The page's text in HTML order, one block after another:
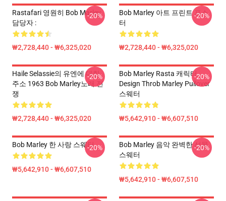
Rastafari 영원히 Bob Marley
담당자 :
₩2,728,440 - ₩6,325,020
-20%
Bob Marley 아트 프린트 포스
터
₩2,728,440 - ₩6,325,020
-20%
Haile Selassie의 유엔에 대한
주소 1963 Bob Marley노래 전
쟁
₩2,728,440 - ₩6,325,020
-20%
Bob Marley Rasta 캐릭터
Design Throb Marley Pullover
스웨터
₩5,642,910 - ₩6,607,510
-20%
Bob Marley 한 사랑 스웨터
₩5,642,910 - ₩6,607,510
-20%
Bob Marley 음악 완벽한 선물
스웨터
₩5,642,910 - ₩6,607,510
-20%